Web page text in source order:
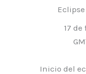
17
Inicio del